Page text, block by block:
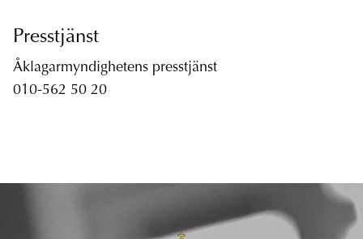
Presstjänst
Åklagarmyndighetens presstjänst
010-562 50 20